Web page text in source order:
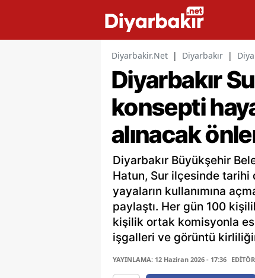
Diyarbakir.Net | Diyarbakır |
Diyarbakır
konsepti
alınacak
Diyarbakır Büyükşehir
Hatun, Sur ilçesinde tarihi
yayaların kullanımına
paylaştı. Her gün 100
kişilik ortak komisyonla
işgalleri ve görüntü
YAYINLAMA: 12 Haziran 2026 - 17:36